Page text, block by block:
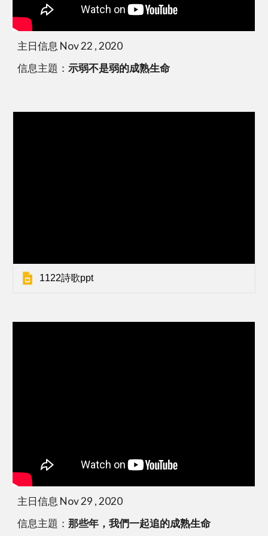
主日信息 Nov 22 , 2020
信息主題：示弱不是弱的成熟生命
1122詩歌ppt
主日信息 Nov 29 , 2020
信息主題：那些年，我們一起追的成熟生命